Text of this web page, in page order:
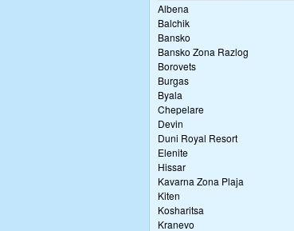
Albena
Balchik
Bansko
Bansko Zona Razlog
Borovets
Burgas
Byala
Chepelare
Devin
Duni Royal Resort
Elenite
Hissar
Kavarna Zona Plaja
Kiten
Kosharitsa
Kranevo